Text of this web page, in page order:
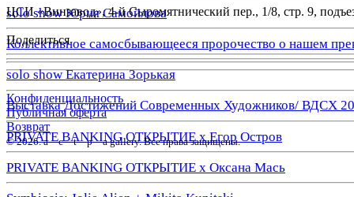
solo show Юрия Самойлова
Коллективное самосбывающееся пророчество о нашем
solo show Екатерина Зорькая
Выставка Достижений Современных Художников/ ВДСХ
PRIVATE BANKING ОТКРЫТИЕ х Егор Остров
PRIVATE BANKING ОТКРЫТИЕ х Оксана Мась
ЦСИ «Винзавод», 4-й Сыромятнический пер., 1/8, стр. 9,
Поделиться
Конфиденциальность
Публичная оферта
Возврат
© 2026. a—с—t—р—a gallery. Все права защищены.